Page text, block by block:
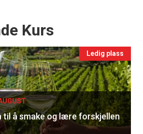
Kurs
Ledig plass
til å smake og lære forskjellen